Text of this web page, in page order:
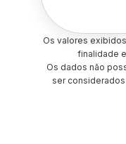
Os valores
finalidade
Os dados não
ser